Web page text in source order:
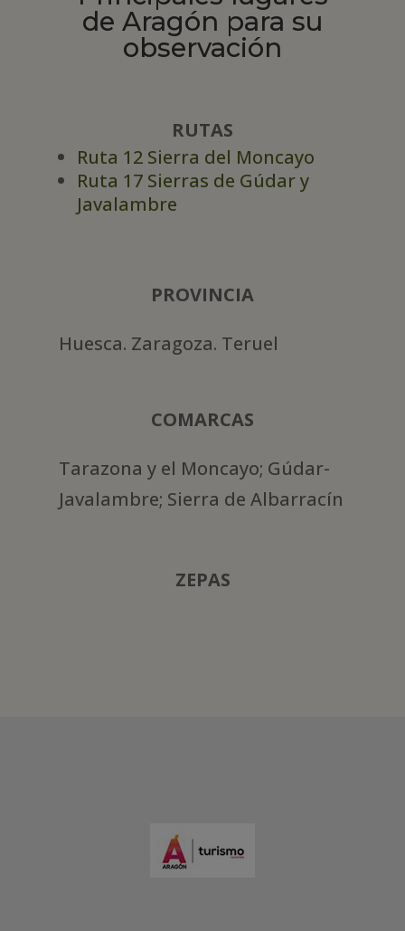
de Aragón para su
observación
RUTAS
Ruta 12 Sierra del Moncayo
Ruta 17 Sierras de Gúdar y
Javalambre
PROVINCIA
Huesca. Zaragoza. Teruel
COMARCAS
Tarazona y el Moncayo; Gúdar-
Javalambre; Sierra de Albarracín
ZEPAS